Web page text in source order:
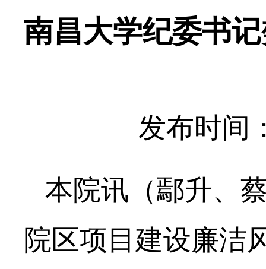
南昌大学纪委书
发布时间
本院讯（鄢升、
院区项目建设廉洁